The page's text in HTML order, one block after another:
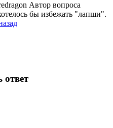
Автор вопроса
бы избежать "лапши".
ответ